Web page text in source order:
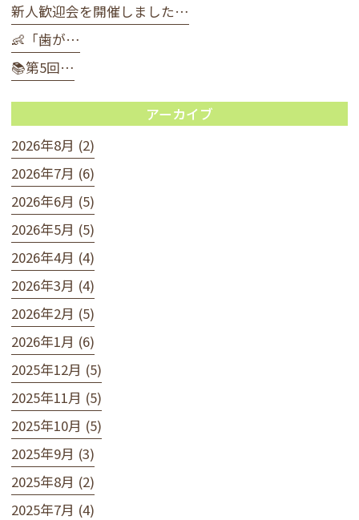
新人歓迎会を開催しました…
👶「歯が…
📚第5回…
アーカイブ
2026年8月 (2)
2026年7月 (6)
2026年6月 (5)
2026年5月 (5)
2026年4月 (4)
2026年3月 (4)
2026年2月 (5)
2026年1月 (6)
2025年12月 (5)
2025年11月 (5)
2025年10月 (5)
2025年9月 (3)
2025年8月 (2)
2025年7月 (4)